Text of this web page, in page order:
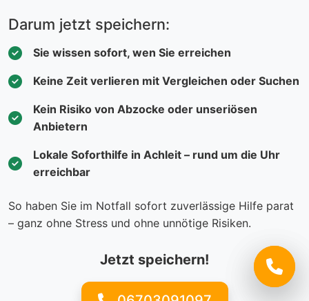
Darum jetzt speichern:
Sie wissen sofort, wen Sie erreichen
Keine Zeit verlieren mit Vergleichen oder Suchen
Kein Risiko von Abzocke oder unseriösen
Anbietern
Lokale Soforthilfe in Achleit – rund um die Uhr
erreichbar
So haben Sie im Notfall sofort zuverlässige Hilfe parat
– ganz ohne Stress und ohne unnötige Risiken.
Jetzt speichern!